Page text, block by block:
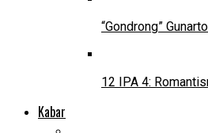
“Gondrong”
12 IPA 4:
Kabar